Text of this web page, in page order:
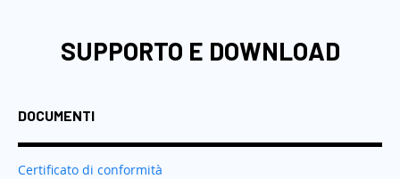
SUPPORTO E DOWNLOAD
DOCUMENTI
Certificato di conformità